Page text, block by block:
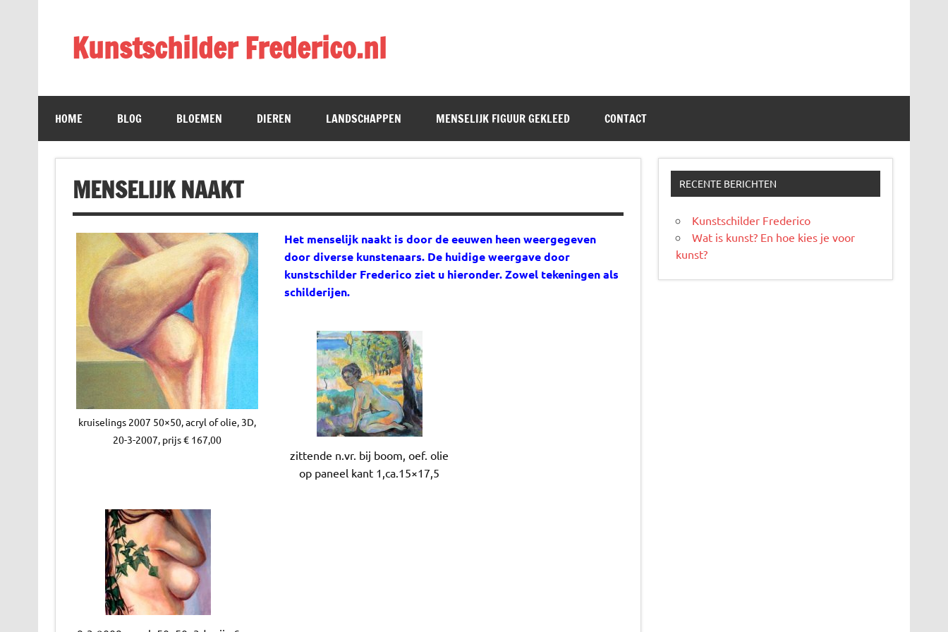
Kunstschilder Frederico.nl
HOME BLOG BLOEMEN DIEREN LANDSCHAPPEN MENSELIJK FIGUUR GEKLEED CONTACT
MENSELIJK NAAKT
kruiselings 2007 50×50, acryl of olie, 3D,
20-3-2007, prijs € 167,00
Het menselijk naakt is door de eeuwen heen weergegeven
door diverse kunstenaars. De huidige weergave door
kunstschilder Frederico ziet u hieronder. Zowel tekeningen als
schilderijen.
zittende n.vr. bij boom, oef. olie
op paneel kant 1,ca.15×17,5
RECENTE BERICHTEN
Kunstschilder Frederico
Wat is kunst? En hoe kies je voor
kunst?